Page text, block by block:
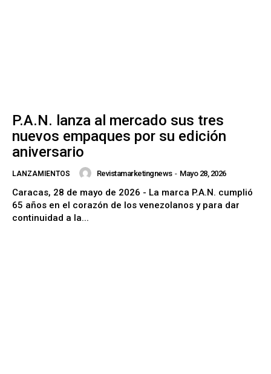
P.A.N. lanza al mercado sus tres
nuevos empaques por su edición
aniversario
LANZAMIENTOS Revistamarketingnews - Mayo 28, 2026
Caracas, 28 de mayo de 2026 - La marca P.A.N. cumplió
65 años en el corazón de los venezolanos y para dar
continuidad a la...